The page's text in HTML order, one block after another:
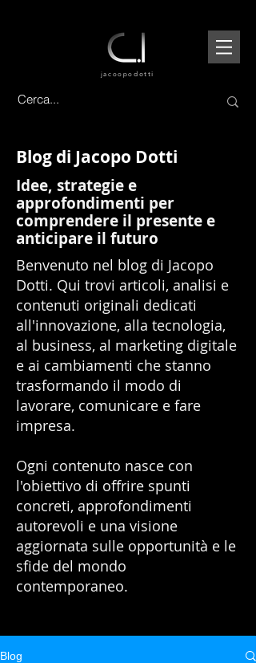
jacoopodotti
Blog di Jacopo Dotti
Idee, strategie e
approfondimenti per
comprendere il presente e
anticipare il futuro
Benvenuto nel blog di Jacopo
Dotti. Qui trovi articoli, analisi e
contenuti originali dedicati
all'innovazione, alla tecnologia,
al business, al marketing digitale
e ai cambiamenti che stanno
trasformando il modo di
lavorare, comunicare e fare
impresa.
Ogni contenuto nasce con
l'obiettivo di offrire spunti
concreti, approfondimenti
autorevoli e una visione
aggiornata sulle opportunità e le
sfide del mondo
contemporaneo.
Blog